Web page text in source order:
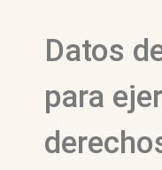
Datos
para